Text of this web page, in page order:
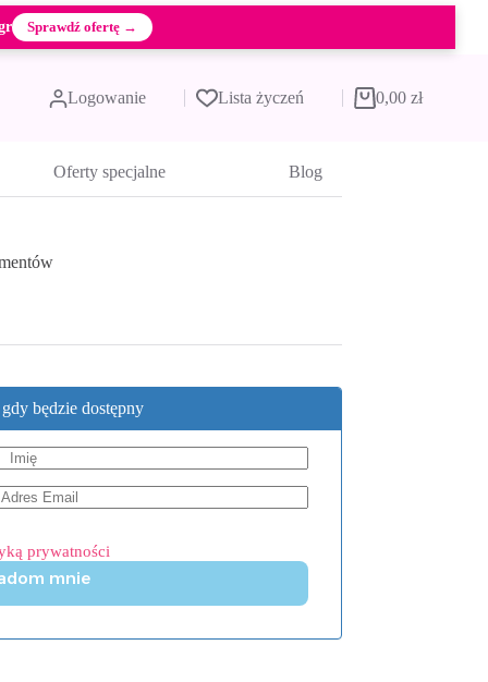
Sprawdź ofertę →
Logowanie Lista życzeń Koszyk
0,00 zł
Oferty specjalne Blog
będzie dostępny
prywatności
mnie